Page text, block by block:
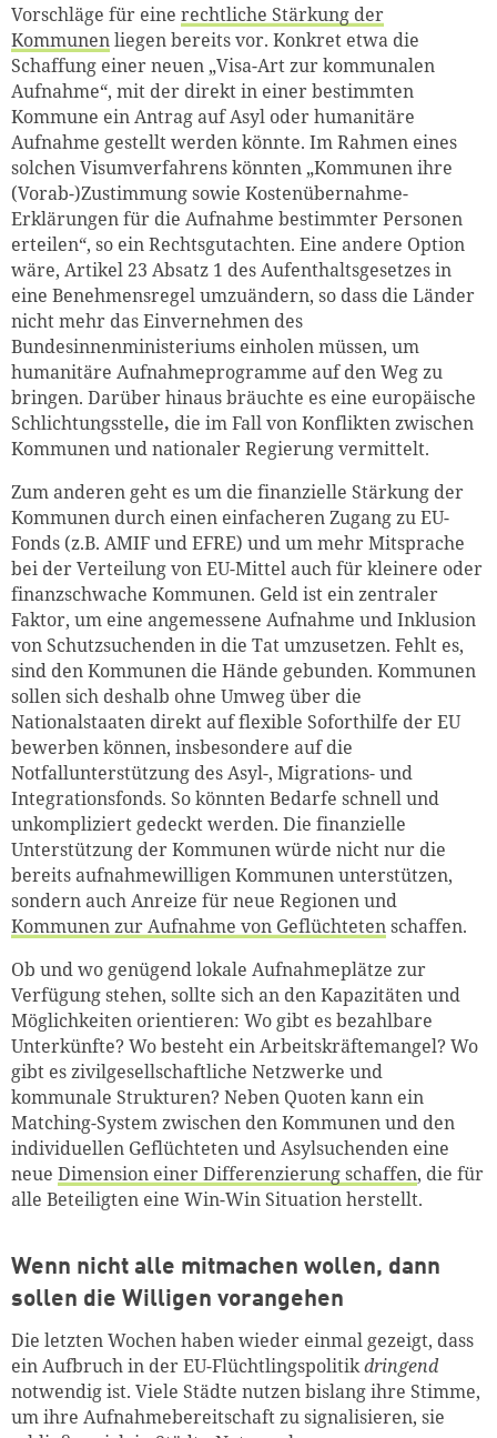
Vorschläge für eine rechtliche Stärkung der
Kommunenliegen bereits vor. Konkret etwa die
Schaffung einer neuen „Visa-Art zur kommunalen
Aufnahme“, mit der direkt in einer bestimmten
Kommune ein Antrag auf Asyl oder humanitäre
Aufnahme gestellt werden könnte. Im Rahmen eines
solchen Visumverfahrens könnten „Kommunen ihre
(Vorab-)Zustimmung sowie Kostenübernahme-
Erklärungen für die Aufnahme bestimmter Personen
erteilen“, so ein Rechtsgutachten. Eine andere Option
wäre, Artikel 23 Absatz 1 des Aufenthaltsgesetzes in
eine Benehmensregel umzuändern, so dass die Länder
nicht mehr das Einvernehmen des
Bundesinnenministeriums einholen müssen, um
humanitäre Aufnahmeprogramme auf den Weg zu
bringen. Darüber hinaus bräuchte es eine europäische
Schlichtungsstelle, die im Fall von Konflikten zwischen
Kommunen und nationaler Regierung vermittelt.
Zum anderen geht es um die finanzielle Stärkung der
Kommunen durch einen einfacheren Zugang zu EU-
Fonds (z.B. AMIF und EFRE) und um mehr Mitsprache
bei der Verteilung von EU-Mittel auch für kleinere oder
finanzschwache Kommunen. Geld ist ein zentraler
Faktor, um eine angemessene Aufnahme und Inklusion
von Schutzsuchenden in die Tat umzusetzen. Fehlt es,
sind den Kommunen die Hände gebunden. Kommunen
sollen sich deshalb ohne Umweg über die
Nationalstaaten direkt auf flexible Soforthilfe der EU
bewerben können, insbesondere auf die
Notfallunterstützung des Asyl-, Migrations- und
Integrationsfonds. So könnten Bedarfe schnell und
unkompliziert gedeckt werden. Die finanzielle
Unterstützung der Kommunen würde nicht nur die
bereits aufnahmewilligen Kommunen unterstützen,
sondern auch Anreize für neue Regionen und
Kommunen zur Aufnahme von Geflüchtetenschaffen.
Ob und wo genügend lokale Aufnahmeplätze zur
Verfügung stehen, sollte sich an den Kapazitäten und
Möglichkeiten orientieren: Wo gibt es bezahlbare
Unterkünfte? Wo besteht ein Arbeitskräftemangel? Wo
gibt es zivilgesellschaftliche Netzwerke und
kommunale Strukturen? Neben Quoten kann ein
Matching-System zwischen den Kommunen und den
individuellen Geflüchteten und Asylsuchenden eine
neue Dimension einer Differenzierung schaffen, die für
alle Beteiligten eine Win-Win Situation herstellt.
Wenn nicht alle mitmachen wollen, dann
sollen die Willigen vorangehen
Die letzten Wochen haben wieder einmal gezeigt, dass
ein Aufbruch in der EU-Flüchtlingspolitikdringend
notwendig ist. Viele Städte nutzen bislang ihre Stimme,
um ihre Aufnahmebereitschaft zu signalisieren, sie